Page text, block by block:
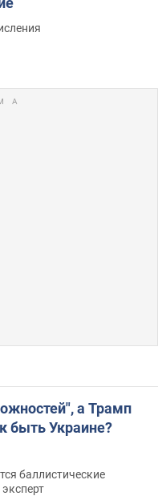
а Трамп
быть Украине?
баллистические